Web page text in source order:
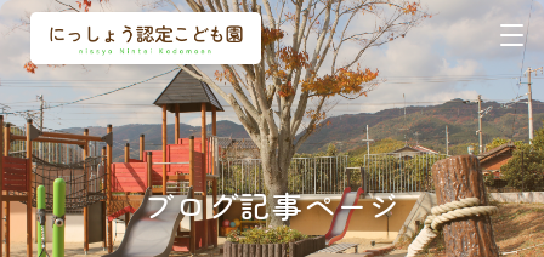
ブログ記事ページ